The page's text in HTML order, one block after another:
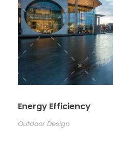
Energy Efficiency
Outdoor Design